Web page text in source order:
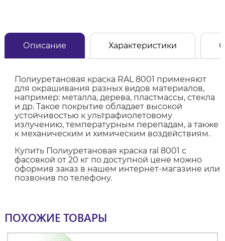
Описание Характеристики
Полиуретановая краска RAL 8001 применяют
для окрашивания разных видов материалов,
например: металла, дерева, пластмассы, стекла
и др. Такое покрытие обладает высокой
устойчивостью к ультрафиолетовому
излучению, температурным перепадам, а также
к механическим и химическим воздействиям.
Купить Полиуретановая краска ral 8001 с
фасовкой от 20 кг по доступной цене можно
оформив заказ в нашем интернет-магазине или
позвонив по телефону.
ПОХОЖИЕ ТОВАРЫ